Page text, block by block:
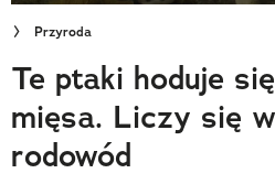
Wielki Konkurs Fotograficzny
Trendbook Podróżniczy
Polecane
Przyroda
Te ptaki hoduje
mięsa. Liczy się
rodowód